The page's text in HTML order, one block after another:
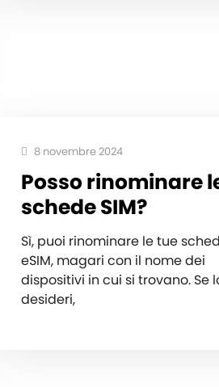
8 novembre 2024
Posso rinominare
schede SIM?
Sì, puoi rinominare le tue
eSIM, magari con il nome dei
dispositivi in cui si trovano. Se
desideri,